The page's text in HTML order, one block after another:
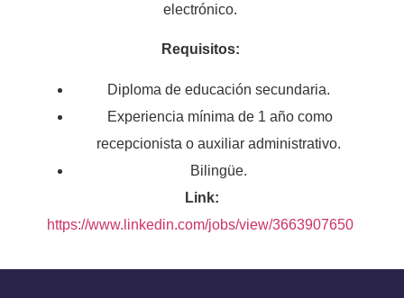
electrónico.
Requisitos:
Diploma de educación secundaria.
Experiencia mínima de 1 año como
recepcionista o auxiliar administrativo.
Bilingüe.
Link:
https://www.linkedin.com/jobs/view/3663907650